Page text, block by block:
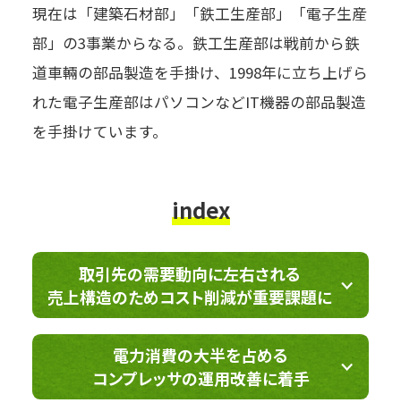
現在は「建築石材部」「鉄工生産部」「電子生産
部」の3事業からなる。鉄工生産部は戦前から鉄
道車輛の部品製造を手掛け、1998年に立ち上げら
れた電子生産部はパソコンなどIT機器の部品製造
を手掛けています。
index
取引先の需要動向に左右される
売上構造のためコスト削減が重要課題に
電力消費の大半を占める
コンプレッサの運用改善に着手